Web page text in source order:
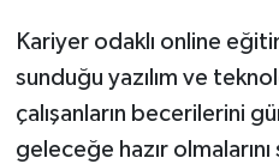
Kariyer odaklı online
sunduğu yazılım ve
çalışanların becerilerini
geleceğe hazır